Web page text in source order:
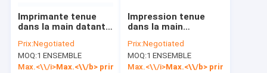
Imprimante tenue
dans la main datante
Code Inkjet Printer
de code barres de jet
d'encre
Prix:Negotiated
MOQ:1 ENSEMBLE
Max.<\\/i>Max.<\\/b> print area dimension (W x H)<\\/i>
Impression tenue
dans la main
d'imprimante à jet
d'encre de carton
Prix:Negotiated
MOQ:1 ENSEMBLE
Max.<\\/i>Max.<\\/b> print area